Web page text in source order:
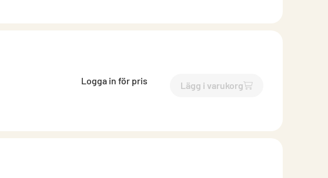
Logga in för pris Lägg i varukorg
`$Lägg till